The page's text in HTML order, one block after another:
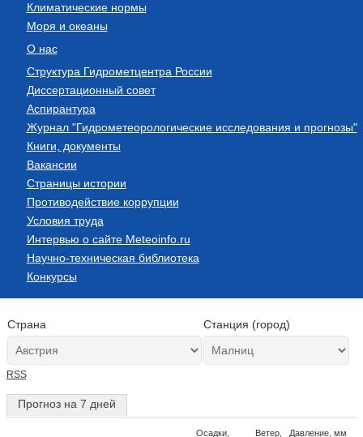
Климатические нормы
Моря и океаны
О нас
Структура Гидрометцентра России
Диссертационный совет
Аспирантура
Журнал "Гидрометеорологические исследования и прогнозы"
Книги, документы
Вакансии
Страницы истории
Противодействие коррупции
Условия труда
Интервью о сайте Meteoinfo.ru
Научно-техническая библиотека
Конкурсы
Страна Станция (город)
RSS
Прогноз на 7 дней
Осадки,
Ветер,
Давление, мм